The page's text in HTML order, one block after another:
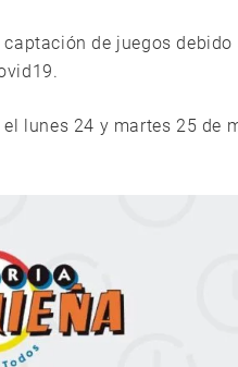
de juegos
lunes 24 y martes 25 de